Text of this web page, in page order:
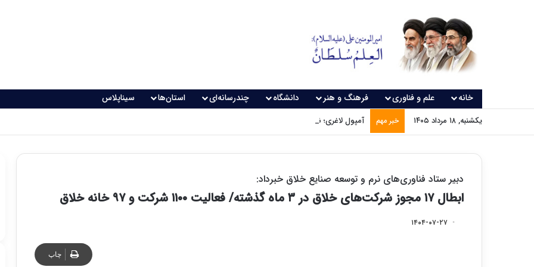
خانه علم و فناوری فرهنگ و هنر دانشگاه چندرسانه‌ای استان‌ها سیناپلاس
یکشنبه, ۱۸ مرداد ۱۴۰۵ خبر مهم آمپول لاغری؛ نسخه‌ای که بدون تغذیه خطرناک می‌شود
دبیر ستاد فناوری‌های نرم و توسعه صنایع خلاق خبرداد:
ابطال ۱۷ مجوز شرکت‌های خلاق در ۳ ماه گذشته/ فعالیت ۱۱۰۰ شرکت و ۹۷ خانه خلاق
۱۴۰۴-۰۷-۲۷
چاپ